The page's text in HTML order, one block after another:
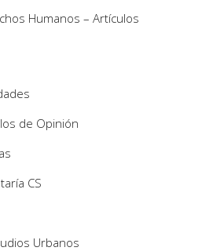
Humanos – Artículos
de Opinión
CS
Urbanos